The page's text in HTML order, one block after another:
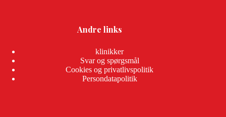
Andre links
klinikker
Svar og spørgsmål
Cookies og privatlivspolitik
Persondatapolitik